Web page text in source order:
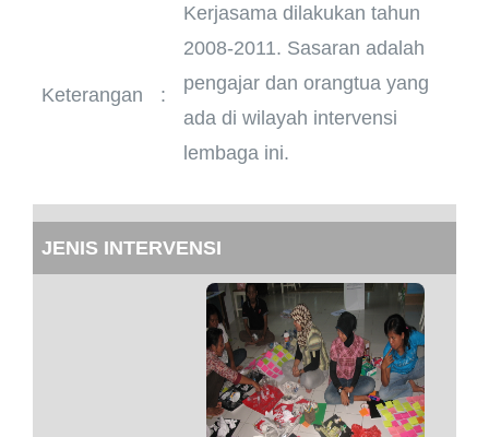
Keterangan :
Kerjasama dilakukan tahun
2008-2011. Sasaran adalah
pengajar dan orangtua yang
ada di wilayah intervensi
lembaga ini.
JENIS INTERVENSI